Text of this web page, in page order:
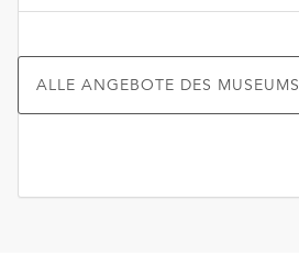
ALLE ANGEBOTE DES MUSEUMS